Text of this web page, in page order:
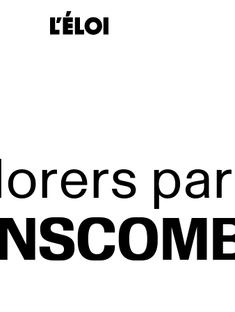
par